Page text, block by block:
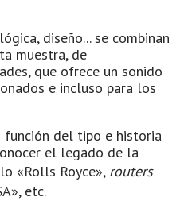
diseño... se combinan
muestra, de
que ofrece un sonido
e incluso para los
función del tipo e historia
el legado de la
«Rolls Royce», routers
etc.